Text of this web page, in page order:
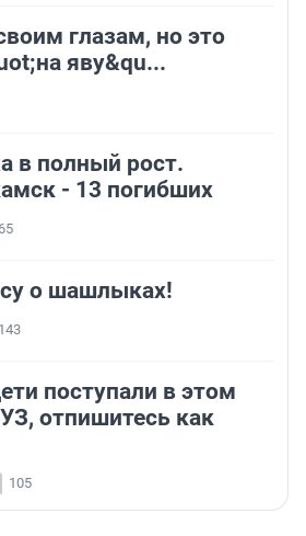
глазам, но это
яву&qu...
в полный рост.
- 13 погибших
65
о шашлыках!
143
поступали в этом
отпишитесь как
105